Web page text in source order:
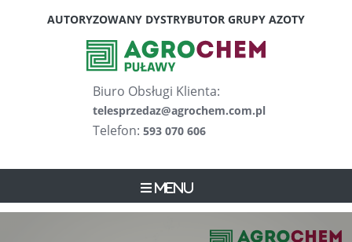
AUTORYZOWANY DYSTRYBUTOR GRUPY AZOTY
Biuro Obsługi Klienta:
telesprzedaz@agrochem.com.pl
Telefon: 593 070 606
Menu